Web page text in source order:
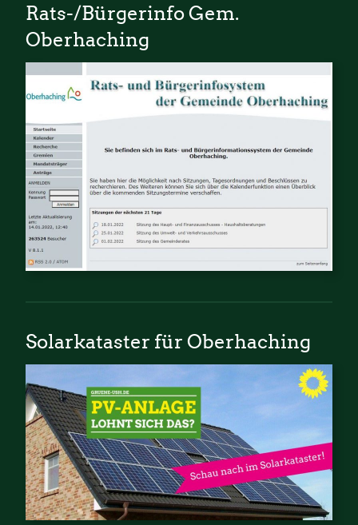
Rats-/Bürgerinfo Gem.
Oberhaching
Solarkataster für Oberhaching